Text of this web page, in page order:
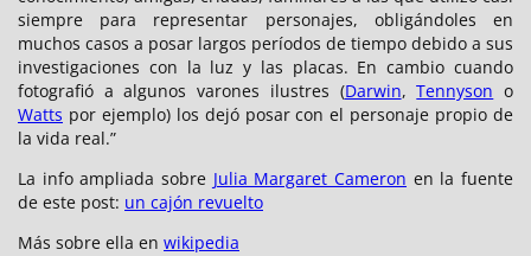
siempre para representar personajes, obligándoles en
muchos casos a posar largos períodos de tiempo debido a sus
investigaciones con la luz y las placas. En cambio cuando
fotografió a algunos varones ilustres (Darwin,Tennyson o
Watts por ejemplo) los dejó posar con el personaje propio de
la vida real.”
La info ampliada sobre Julia Margaret Cameron en la fuente
de este post: un cajón revuelto
Más sobre ella en wikipedia